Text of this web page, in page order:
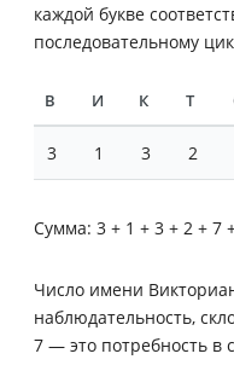
каждой букве
последовательному
В И К Т
3 1 3 2
Сумма: 3 + 1 + 3 + 2 + 7
Число имени
наблюдательность,
7 — это потребность в